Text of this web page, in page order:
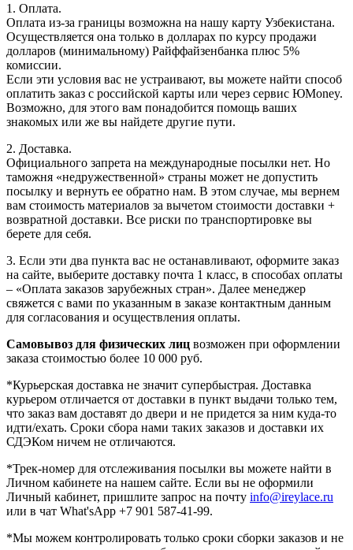
1. Оплата.
Оплата из-за границы возможна на нашу карту Узбекистана.
Осуществляется она только в долларах по курсу продажи
долларов (минимальному) Райффайзенбанка плюс 5%
комиссии.
Если эти условия вас не устраивают, вы можете найти способ
оплатить заказ с российской карты или через сервис ЮMoney.
Возможно, для этого вам понадобится помощь ваших
знакомых или же вы найдете другие пути.
2. Доставка.
Официального запрета на международные посылки нет. Но
таможня «недружественной» страны может не допустить
посылку и вернуть ее обратно нам. В этом случае, мы вернем
вам стоимость материалов за вычетом стоимости доставки +
возвратной доставки. Все риски по транспортировке вы
берете для себя.
3. Если эти два пункта вас не останавливают, оформите заказ
на сайте, выберите доставку почта 1 класс, в способах оплаты
– «Оплата заказов зарубежных стран». Далее менеджер
свяжется с вами по указанным в заказе контактным данным
для согласования и осуществления оплаты.
Самовывоз для физических лиц возможен при оформлении
заказа стоимостью более 10 000 руб.
*Курьерская доставка не значит супербыстрая. Доставка
курьером отличается от доставки в пункт выдачи только тем,
что заказ вам доставят до двери и не придется за ним куда-то
идти/ехать. Сроки сбора нами таких заказов и доставки их
СДЭКом ничем не отличаются.
*Трек-номер для отслеживания посылки вы можете найти в
Личном кабинете на нашем сайте. Если вы не оформили
Личный кабинет, пришлите запрос на почту info@ireylace.ru
или в чат What'sApp +7 901 587-41-99.
*Мы можем контролировать только сроки сборки заказов и не